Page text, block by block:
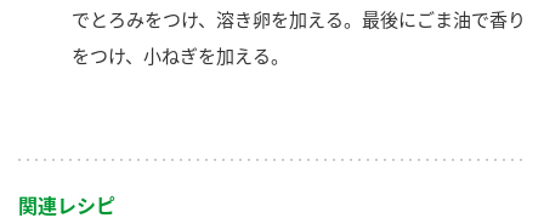
でとろみをつけ、溶き卵を加える。最後にごま油で香り
をつけ、小ねぎを加える。
関連レシピ